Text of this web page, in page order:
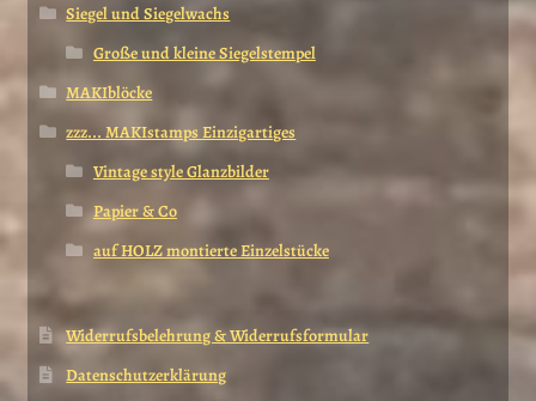
Siegel und Siegelwachs
Große und kleine Siegelstempel
MAKIblöcke
zzz... MAKIstamps Einzigartiges
Vintage style Glanzbilder
Papier & Co
auf HOLZ montierte Einzelstücke
Widerrufsbelehrung & Widerrufsformular
Datenschutzerklärung